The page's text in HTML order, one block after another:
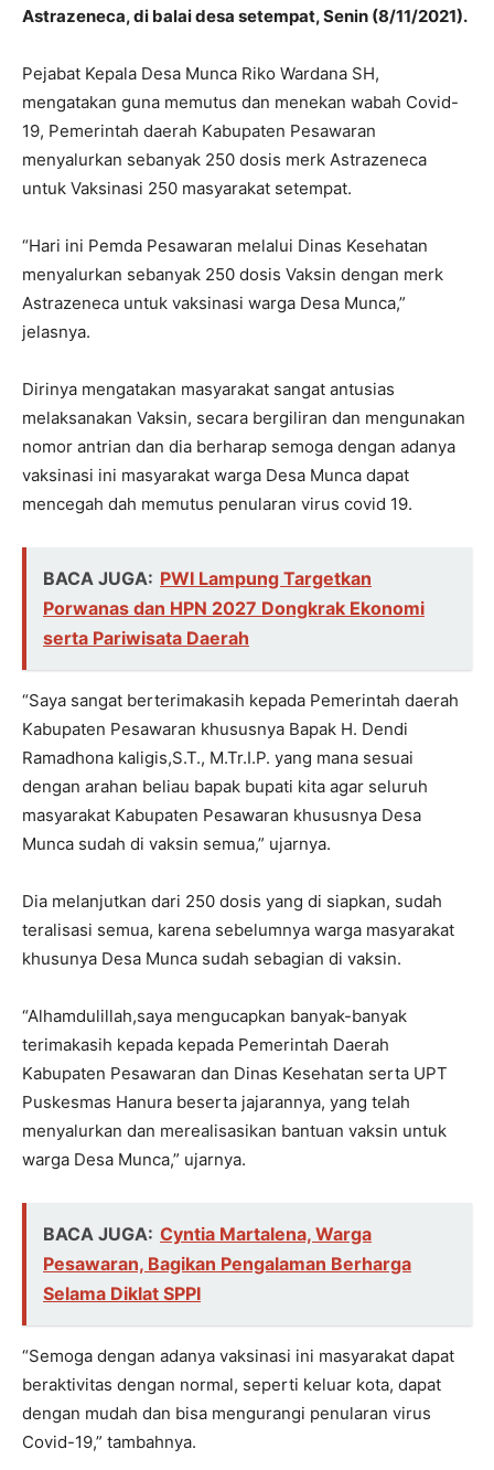
Astrazeneca, di balai desa setempat, Senin (8/11/2021).
Pejabat Kepala Desa Munca Riko Wardana SH,
mengatakan guna memutus dan menekan wabah Covid-
19, Pemerintah daerah Kabupaten Pesawaran
menyalurkan sebanyak 250 dosis merk Astrazeneca
untuk Vaksinasi 250 masyarakat setempat.
“Hari ini Pemda Pesawaran melalui Dinas Kesehatan
menyalurkan sebanyak 250 dosis Vaksin dengan merk
Astrazeneca untuk vaksinasi warga Desa Munca,”
jelasnya.
Dirinya mengatakan masyarakat sangat antusias
melaksanakan Vaksin, secara bergiliran dan mengunakan
nomor antrian dan dia berharap semoga dengan adanya
vaksinasi ini masyarakat warga Desa Munca dapat
mencegah dah memutus penularan virus covid 19.
BACA JUGA: PWI Lampung Targetkan
Porwanas dan HPN 2027 Dongkrak Ekonomi
serta Pariwisata Daerah
“Saya sangat berterimakasih kepada Pemerintah daerah
Kabupaten Pesawaran khususnya Bapak H. Dendi
Ramadhona kaligis,S.T., M.Tr.I.P. yang mana sesuai
dengan arahan beliau bapak bupati kita agar seluruh
masyarakat Kabupaten Pesawaran khususnya Desa
Munca sudah di vaksin semua,” ujarnya.
Dia melanjutkan dari 250 dosis yang di siapkan, sudah
teralisasi semua, karena sebelumnya warga masyarakat
khusunya Desa Munca sudah sebagian di vaksin.
“Alhamdulillah,saya mengucapkan banyak-banyak
terimakasih kepada kepada Pemerintah Daerah
Kabupaten Pesawaran dan Dinas Kesehatan serta UPT
Puskesmas Hanura beserta jajarannya, yang telah
menyalurkan dan merealisasikan bantuan vaksin untuk
warga Desa Munca,” ujarnya.
BACA JUGA: Cyntia Martalena, Warga
Pesawaran, Bagikan Pengalaman Berharga
Selama Diklat SPPI
“Semoga dengan adanya vaksinasi ini masyarakat dapat
beraktivitas dengan normal, seperti keluar kota, dapat
dengan mudah dan bisa mengurangi penularan virus
Covid-19,” tambahnya.